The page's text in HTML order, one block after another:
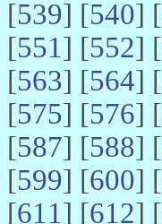
[539] [540] [
[551] [552] [
[563] [564] [
[575] [576] [
[587] [588] [
[599] [600] [
[611] [612] [